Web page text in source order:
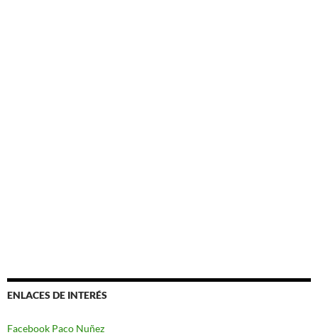
ENLACES DE INTERÉS
Facebook Paco Nuñez